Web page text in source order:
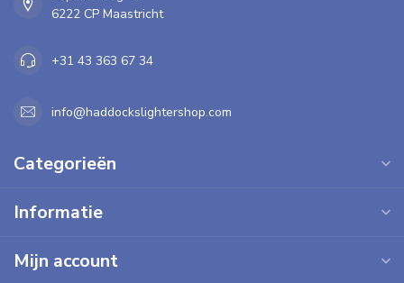
6222 CP Maastricht
+31 43 363 67 34
info@haddockslightershop.com
Categorieën
Informatie
Mijn account